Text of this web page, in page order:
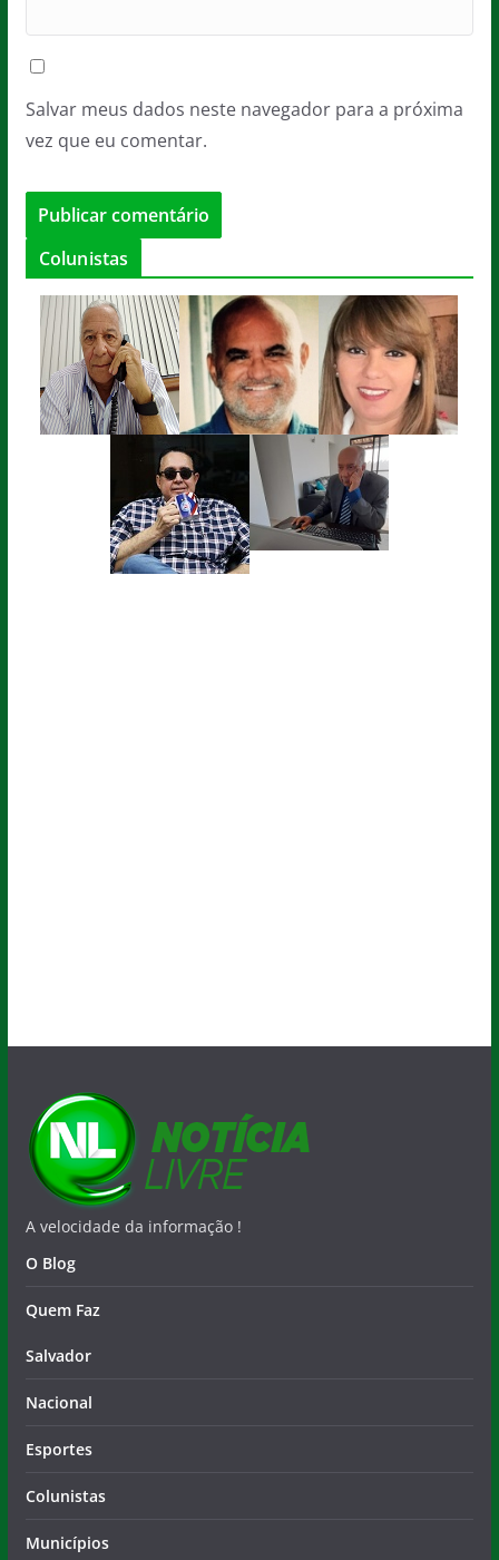
Salvar meus dados neste navegador para a próxima
vez que eu comentar.
Colunistas
A velocidade da informação !
O Blog
Quem Faz
Salvador
Nacional
Esportes
Colunistas
Municípios
Contato